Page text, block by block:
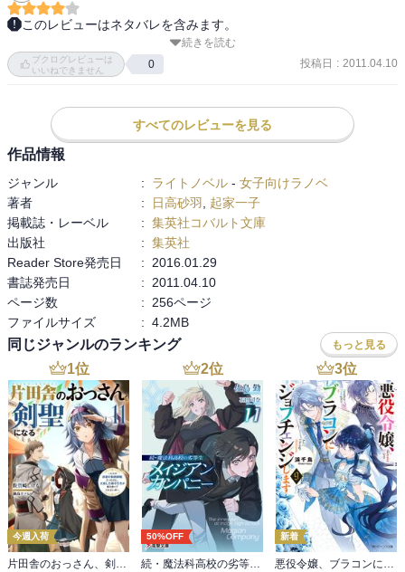
このレビューはネタバレを含みます。
4巻目。序盤はまったりと話が進み、中盤はこれで終われるのか？と
心配になり、最後は一応は終わったけど、次巻に続くのねって感じ
新キャラ3名登場です。
二皇子に命を狙われて逃げてきた孟の国の一皇子であるエルデン。
過去の戦で勝ちはしたけど、そのやり方で皇帝の不況を買って、窓
際将軍に追いやられた青山将軍。怪しい商人玄英。
玄英がいい方なのか嫌な方なのか途中判断つきづらかったですが、
結婚は考えてないけど自分の血を残すために子供だけ欲しいと言っ
ていたり、分かりやすい悪役の青山将軍に近づいた時点で、私の中
での悪決定。
エルデンも冒頭の登場の仕方から、いい人かと思ったら、自分のた
めにケガを負った従者にも無関心で、本当にバカで身勝手。全く好
感を持てませんでした。
ただ、話としては彼が明霞にちょっかいかけて無憂とやり合うとい
う方向を想定していたら、そっち方面には話は進まず、最後登場1巻
目であのような姿になるとは想像もしませんでした。
結局、この話は玄英の手の上で転がされていたってことで、次巻は
彼の子供を産ませるために明霞が狙われそうですけど、その話、無
憂は聞いていたのかな？
なかなか婚約のところまで進まないですけど、明霞がウジウジ、王
妃がどうのって悩んでいるよりは、きなくさい話の方が楽しめまし
続きを読む
ブクログレビューは
いいねできません
0 投稿日 : 2011.04.10
すべてのレビューを見る
作品情報
ジャンル : ライトノベル - 女子向けラノベ
著者
: 日高砂羽
起家一子
掲載誌・レーベル
: 集英社コバルト文庫
出版社
: 集英社
Reader Store発売日
:
2016.01.29
書誌発売日
:
2011.04.10
ページ数
:
256ページ
ファイルサイズ
: 4.2MB
同じジャンルのランキング もっと見る
1位
今週入荷
片田舎のおっさん、剣聖になる 11 ～ただの田舎の剣術師範だったのに、大成した弟子たちが俺を放ってくれない件～
2位
50%OFF
続・魔法科高校の劣等生 メイジアン・カンパニー(11)
3位
新着
悪役令嬢、ブラコンにジョブチェンジします９【電子特典付き】